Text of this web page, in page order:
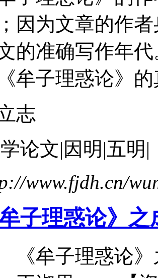
因为文章的作
的准确写作年
牟子理惑论》
志
论文|因明|五明|
www.fjdh.cn/
子理惑论》之
牟子理惑论